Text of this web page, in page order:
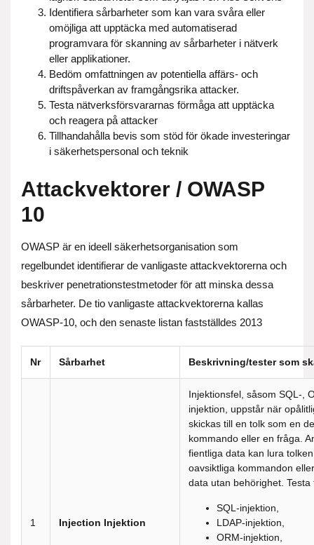
Identifiera sårbarheter som kan vara svåra eller
omöjliga att upptäcka med automatiserad
programvara för skanning av sårbarheter i nätverk
eller applikationer.
Bedöm omfattningen av potentiella affärs- och
driftspåverkan av framgångsrika attacker.
Testa nätverksförsvararnas förmåga att upptäcka
och reagera på attacker
Tillhandahålla bevis som stöd för ökade investeringar
i säkerhetspersonal och teknik
Attackvektorer / OWASP
10
OWASP är en ideell säkerhetsorganisation som
regelbundet identifierar de vanligaste attackvektorerna och
beskriver penetrationstestmetoder för att minska dessa
sårbarheter. De tio vanligaste attackvektorerna kallas
OWASP-10, och den senaste listan fastställdes 2013
Nr Sårbarhet Beskrivning/tester som
1 Injection Injektion
Injektionsfel, såsom SQL-,
injektion, uppstår när
skickas till en tolk som en
kommando eller en fråga.
fientliga data kan lura
oavsiktliga kommandon
data utan behörighet. Testa
SQL-injektion,
LDAP-injektion,
ORM-injektion,